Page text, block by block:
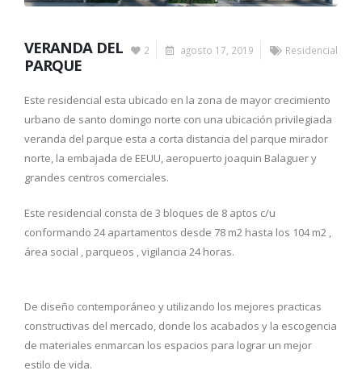
2 agosto 17, 2019 Residencial
VERANDA DEL
PARQUE
Este residencial esta ubicado en la zona de mayor crecimiento
urbano de santo domingo norte con una ubicación privilegiada
veranda del parque esta a corta distancia del parque mirador
norte, la embajada de EEUU, aeropuerto joaquin Balaguer y
grandes centros comerciales.
Este residencial consta de 3 bloques de 8 aptos c/u
conformando 24 apartamentos desde 78 m2 hasta los 104 m2 ,
área social , parqueos , vigilancia 24 horas.
De diseño contemporáneo y utilizando los mejores practicas
constructivas del mercado, donde los acabados y la escogencia
de materiales enmarcan los espacios para lograr un mejor
estilo de vida.